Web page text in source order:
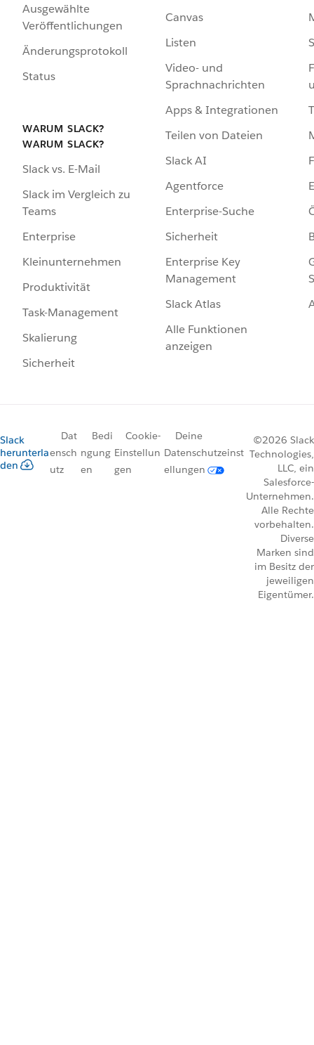
Ausgewählte
Veröffentlichungen
Änderungsprotokoll
Status
WARUM SLACK?
WARUM SLACK?
Slack vs. E-Mail
Slack im Vergleich zu
Teams
Enterprise
Kleinunternehmen
Produktivität
Task-Management
Skalierung
Sicherheit
Canvas
Listen
Video- und
Sprachnachrichten
Apps & Integrationen
Teilen von Dateien
Slack AI
Agentforce
Enterprise-Suche
Sicherheit
Enterprise Key
Management
Slack Atlas
Alle Funktionen
anzeigen
Slack
herunterla
den
Dat
ensch
utz
Bedi
ngung
en
Cookie-
Einstellun
gen
Deine
Datenschutzeinst
ellungen
©2026 Slack
Technologies,
LLC, ein
Salesforce-
Unternehmen.
Alle Rechte
vorbehalten.
Diverse
Marken sind
im Besitz der
jeweiligen
Eigentümer.